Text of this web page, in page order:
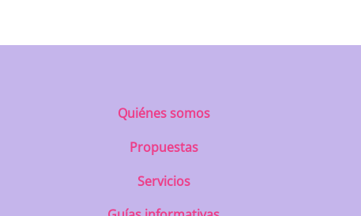
Quiénes somos
Propuestas
Servicios